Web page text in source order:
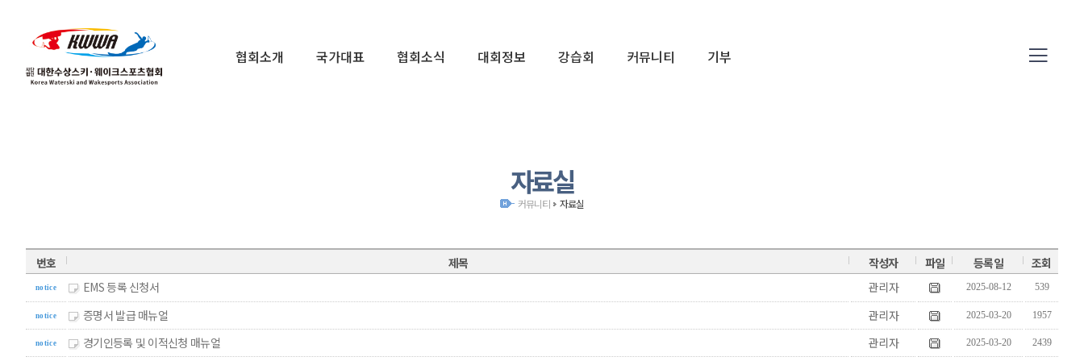
협회소개 국가대표 협회소식 대회정보 강습회 커뮤니티 기부
자료실
커뮤니티 자료실
번호 제목 작성자 파일 등록일 조회
notice EMS 등록 신청서 관리자 2025-08-12 539
notice 증명서 발급 매뉴얼 관리자 2025-03-20 1957
notice 경기인등록 및 이적신청 매뉴얼 관리자 2025-03-20 2439